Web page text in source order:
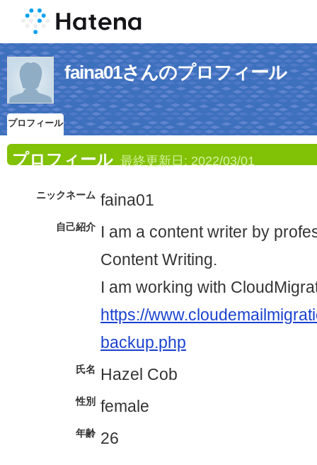
faina01さんのプロフィール
プロフィール
プロフィール 最終更新日: 2022/03/01
ニックネーム faina01
自己紹介 I am a content writer by
Content Writing.
I am working with
https://
backup.php
氏名 Hazel Cob
性別 female
年齢 26